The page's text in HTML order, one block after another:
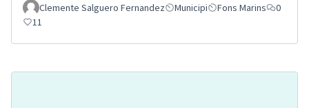
Clemente Salguero Fernandez
Municipi Fons Marins
0
11